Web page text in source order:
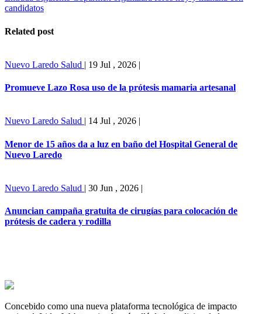
candidatos
Related post
Nuevo Laredo Salud | 19 Jul , 2026 |
Promueve Lazo Rosa uso de la prótesis mamaria artesanal
Nuevo Laredo Salud | 14 Jul , 2026 |
Menor de 15 años da a luz en baño del Hospital General de
Nuevo Laredo
Nuevo Laredo Salud | 30 Jun , 2026 |
Anuncian campaña gratuita de cirugías para colocación de
prótesis de cadera y rodilla
Concebido como una nueva plataforma tecnológica de impacto